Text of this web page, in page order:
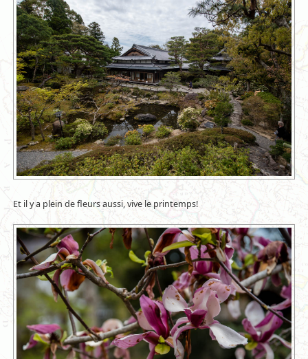
Et il y a plein de fleurs aussi, vive le printemps!